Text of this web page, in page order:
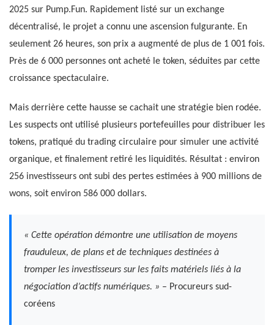
2025 sur Pump.Fun. Rapidement listé sur un exchange
décentralisé, le projet a connu une ascension fulgurante. En
seulement 26 heures, son prix a augmenté de plus de 1 001 fois.
Près de 6 000 personnes ont acheté le token, séduites par cette
croissance spectaculaire.
Mais derrière cette hausse se cachait une stratégie bien rodée.
Les suspects ont utilisé plusieurs portefeuilles pour distribuer les
tokens, pratiqué du trading circulaire pour simuler une activité
organique, et finalement retiré les liquidités. Résultat : environ
256 investisseurs ont subi des pertes estimées à 900 millions de
wons, soit environ 586 000 dollars.
« Cette opération démontre une utilisation de moyens
frauduleux, de plans et de techniques destinées à
tromper les investisseurs sur les faits matériels liés à la
négociation d’actifs numériques. » – Procureurs sud-
coréens